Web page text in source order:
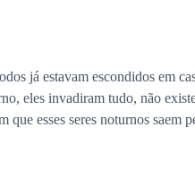
já estavam escondidos em
eles invadiram tudo, não
que esses seres noturnos saem